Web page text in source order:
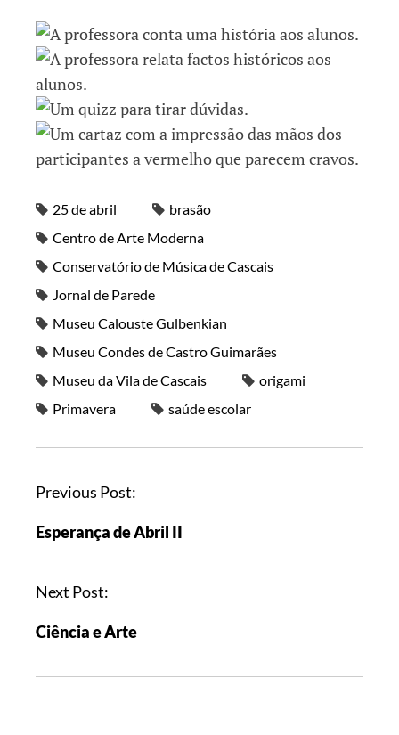
25 de abril
brasão
Centro de Arte Moderna
Conservatório de Música de Cascais
Jornal de Parede
Museu Calouste Gulbenkian
Museu Condes de Castro Guimarães
Museu da Vila de Cascais
origami
Primavera
saúde escolar
Previous Post:
Esperança de Abril II
Next Post:
Ciência e Arte